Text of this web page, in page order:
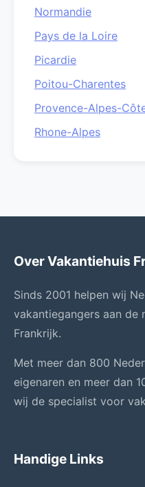
Normandie
Pays de la Loire
Picardie
Poitou-Charentes
Provence-Alpes-
Rhone-Alpes
Over Vakantiehuis
Sinds 2001 helpen wij
vakantiegangers aan de
Frankrijk.
Met meer dan 800
eigenaren en meer dan
wij de specialist voor
Handige Links